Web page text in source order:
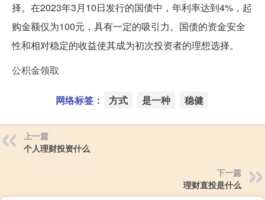
择。在2023年3月10日发行的国债中，年利率达到4%，起
购金额仅为100元，具有一定的吸引力。国债的资金安全
性和相对稳定的收益使其成为初次投资者的理想选择。
公积金领取
网络标签： 方式 是一种 稳健
上一篇
个人理财投资什么
下一篇
理财直投是什么